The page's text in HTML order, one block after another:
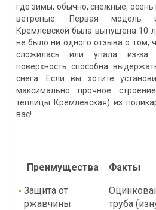
где зимы, обычно, снежные,
ветреные. Первая модель
Кремлевской была выпущена 10
не было ни одного отзыва о том,
сложилась или упала из-за
поверхность способна
снега. Если вы хотите
максимально прочное
теплицы Кремлевская) из
вас!
Преимущества Факты
Защита от
ржавчины
труба